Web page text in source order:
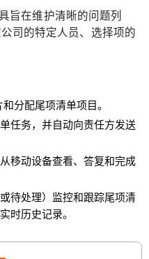
旨在维护清晰的问题列
司的特定人员、选择项的
分配尾项清单项目。
任务，并自动向责任方发送
移动设备查看、答复和完成
待处理）监控和跟踪尾项清
时历史记录。